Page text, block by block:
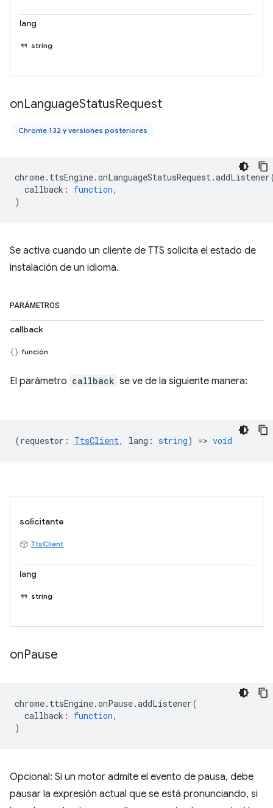
lang
string
onLanguageStatusRequest
Chrome 132 y versiones posteriores
chrome. ttsEngine.onLanguageStatusRequest.addListener
callback : function,
)
Se activa cuando un cliente de TTS solicita el estado de
instalación de un idioma.
PARÁMETROS
callback
función
El parámetro callback se ve de la siguiente manera:
(requestor : TtsClient, lang : string) => void
solicitante
TtsClient
lang
string
onPause
chrome. ttsEngine.onPause.addListener(
callback : function,
)
Opcional: Si un motor admite el evento de pausa, debe
pausar la expresión actual que se está pronunciando, si